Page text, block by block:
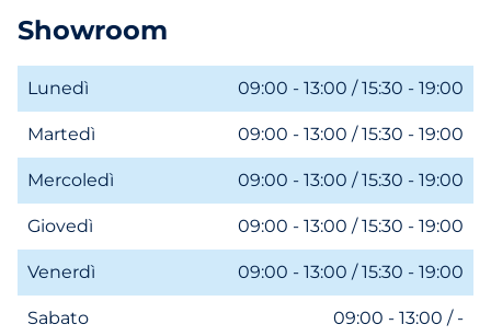
Showroom
Lunedì 09:00 - 13:00 / 15:30 - 19:00
Martedì 09:00 - 13:00 / 15:30 - 19:00
Mercoledì 09:00 - 13:00 / 15:30 - 19:00
Giovedì 09:00 - 13:00 / 15:30 - 19:00
Venerdì 09:00 - 13:00 / 15:30 - 19:00
Sabato 09:00 - 13:00 / -